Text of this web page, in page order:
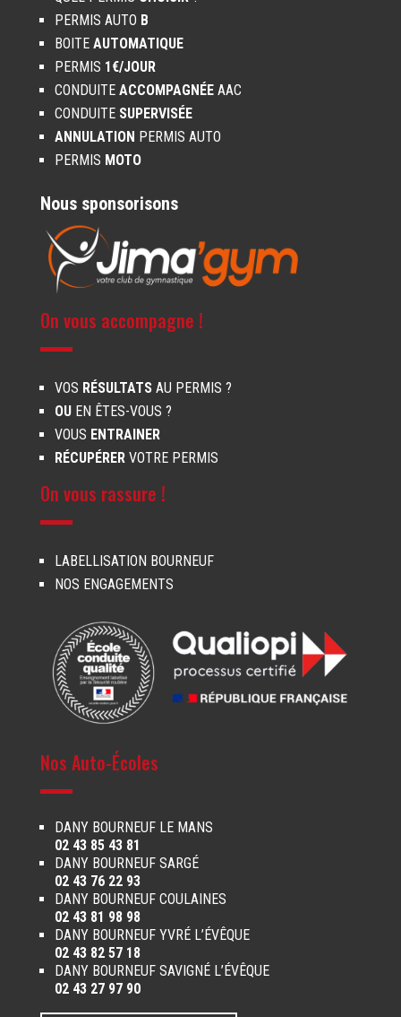
PERMIS AUTO B
BOITE AUTOMATIQUE
PERMIS 1€/JOUR
CONDUITE ACCOMPAGNÉEAAC
CONDUITE SUPERVISÉE
ANNULATION PERMIS AUTO
PERMIS MOTO
Nous sponsorisons
On vous accompagne !
VOS RÉSULTATSAU PERMIS ?
OUEN ÊTES-VOUS ?
VOUS ENTRAINER
RÉCUPÉRERVOTRE PERMIS
On vous rassure !
LABELLISATION BOURNEUF
NOS ENGAGEMENTS
Nos Auto-Écoles
DANY BOURNEUF LE MANS
02 43 85 43 81
DANY BOURNEUF SARGÉ
02 43 76 22 93
DANY BOURNEUF COULAINES
02 43 81 98 98
DANY BOURNEUF YVRÉ L’ÉVÊQUE
02 43 82 57 18
DANY BOURNEUF SAVIGNÉ L’ÉVÊQUE
02 43 27 97 90